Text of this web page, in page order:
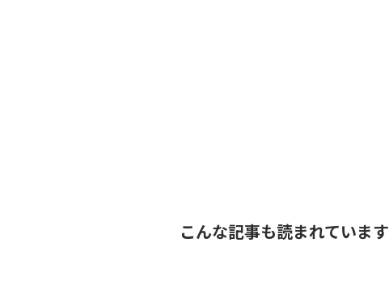
こんな記事も読まれています